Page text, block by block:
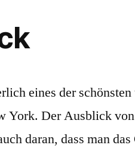
eines der schönsten
York. Der Ausblick
daran, dass man das